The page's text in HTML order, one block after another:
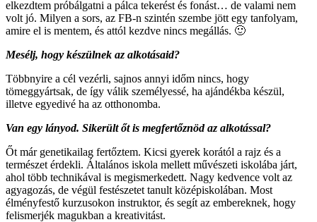
elkezdtem próbálgatni a pálca tekerést és fonást… de valami nem
volt jó. Milyen a sors, az FB-n szintén szembe jött egy tanfolyam,
amire el is mentem, és attól kezdve nincs megállás. 🙂
Mesélj, hogy készülnek az alkotásaid?
Többnyire a cél vezérli, sajnos annyi időm nincs, hogy
tömeggyártsak, de így válik személyessé, ha ajándékba készül,
illetve egyedivé ha az otthonomba.
Van egy lányod. Sikerült őt is megfertőznöd az alkotással?
Őt már genetikailag fertőztem. Kicsi gyerek korától a rajz és a
természet érdekli. Általános iskola mellett művészeti iskolába járt,
ahol több technikával is megismerkedett. Nagy kedvence volt az
agyagozás, de végül festészetet tanult középiskolában. Most
élményfestő kurzusokon instruktor, és segít az embereknek, hogy
felismerjék magukban a kreativitást.